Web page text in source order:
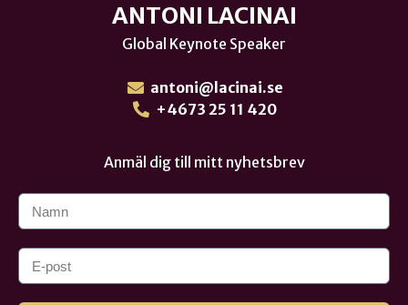
ANTONI LACINAI
Global Keynote Speaker
antoni@lacinai.se
+4673 25 11 420
Anmäl dig till mitt nyhetsbrev